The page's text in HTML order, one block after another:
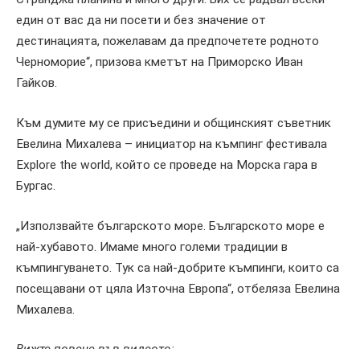
един от вас да ни посети и без значение от
дестинацията, пожелавам да предпочетете родното
Черноморие“, призова кметът на Приморско Иван
Гайков.
Към думите му се присъедини и общинският съветник
Евелина Михалева – инициатор на къмпинг фестивала
Explore the world, който се проведе на Морска гара в
Бургас.
„Използвайте българското море. Българското море е
най-хубавото. Имаме много големи традиции в
къмпингуването. Тук са най-добрите къмпинги, които са
посещавани от цяла Източна Европа“, отбеляза Евелина
Михалева.